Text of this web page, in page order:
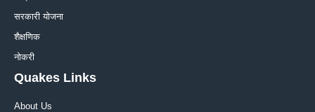
सरकारी योजना
शैक्षणिक
नोकरी
Quakes Links
About Us